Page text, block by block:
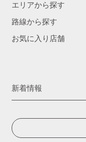
エリアから探す
路線から探す
お気に入り店舗
新着情報